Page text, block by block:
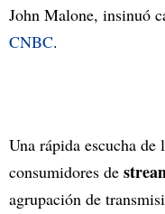
John Malone, insinuó
CNBC.
Una rápida escucha
consumidores de
agrupación de